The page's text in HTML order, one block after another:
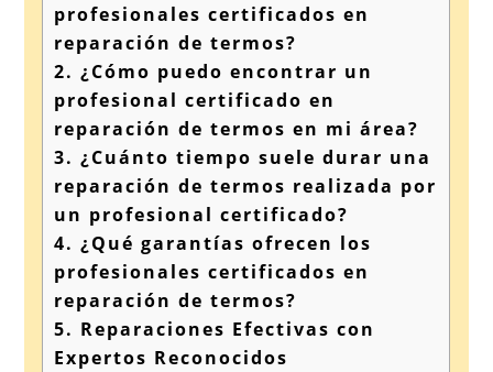
profesionales certificados en
reparación de termos?
2. ¿Cómo puedo encontrar un
profesional certificado en
reparación de termos en mi área?
3. ¿Cuánto tiempo suele durar una
reparación de termos realizada por
un profesional certificado?
4. ¿Qué garantías ofrecen los
profesionales certificados en
reparación de termos?
5. Reparaciones Efectivas con
Expertos Reconocidos